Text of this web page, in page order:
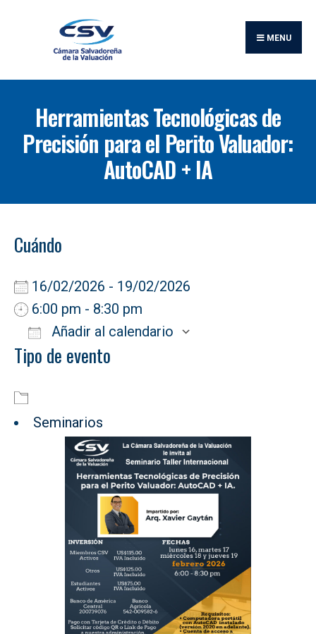
MENU
Herramientas Tecnológicas de
Precisión para el Perito Valuador:
AutoCAD + IA
Cuándo
16/02/2026 - 19/02/2026
6:00 pm - 8:30 pm
Añadir al calendario
Descargar ICS
Tipo de evento
Seminarios